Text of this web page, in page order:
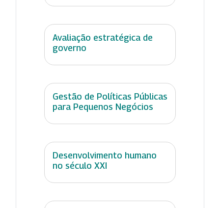
Avaliação estratégica de
governo
Gestão de Políticas Públicas
para Pequenos Negócios
Desenvolvimento humano
no século XXI